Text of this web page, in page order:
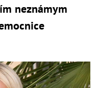
neznámym